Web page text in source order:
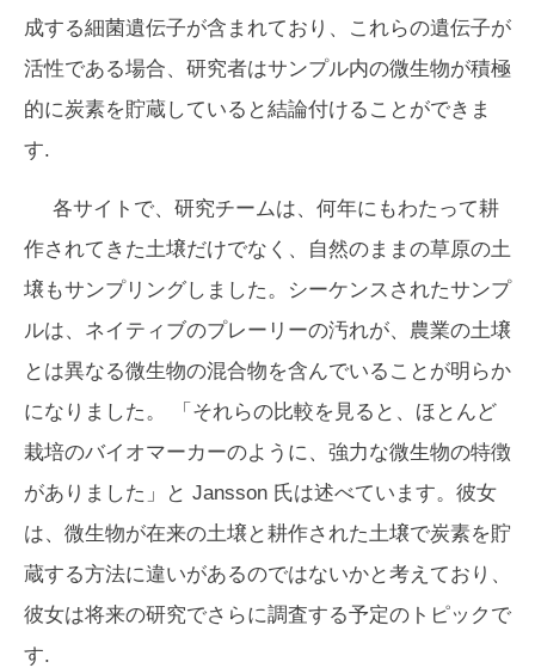
成する細菌遺伝子が含まれており、これらの遺伝子が
活性である場合、研究者はサンプル内の微生物が積極
的に炭素を貯蔵していると結論付けることができま
す.
各サイトで、研究チームは、何年にもわたって耕
作されてきた土壌だけでなく、自然のままの草原の土
壌もサンプリングしました。シーケンスされたサンプ
ルは、ネイティブのプレーリーの汚れが、農業の土壌
とは異なる微生物の混合物を含んでいることが明らか
になりました。 「それらの比較を見ると、ほとんど
栽培のバイオマーカーのように、強力な微生物の特徴
がありました」と Jansson 氏は述べています。彼女
は、微生物が在来の土壌と耕作された土壌で炭素を貯
蔵する方法に違いがあるのではないかと考えており、
彼女は将来の研究でさらに調査する予定のトピックで
す.